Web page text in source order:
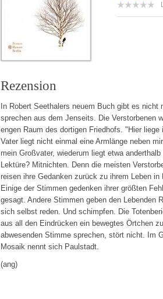
Rezension
In Robert Seethalers neuem Buch gibt es
sprechen aus dem Jenseits. Die Verstorbenen
engen Raum des dortigen Friedhofs. "Hier
Vater liegt nicht einmal eine Armlänge neben
mein Großvater, wiederum liegt etwa
Lektüre? Mitnichten. Denn die meisten
reisen ihre Gedanken zurück zu ihrem Leben
Einige der Stimmen gedenken ihrer größten
gesagt. Andere Stimmen geben den Lebenden
sich selbst reden. Und schimpfen. Die
aus all den Eindrücken ein bewegtes Örtchen
abwesenden Stimme sprechen, stört nicht. Im
Mosaik nennt sich Paulstadt.
(ang)